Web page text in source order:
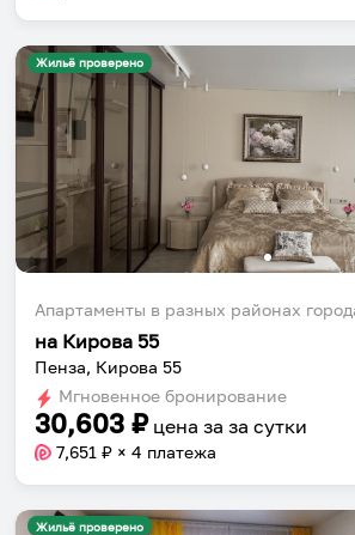
Жильё проверено
Апартаменты в разных районах
на Кирова 55
Пенза, Кирова 55
Мгновенное бронирование
30,603 ₽ цена за за сутки
7,651 ₽ × 4 платежа
Жильё проверено